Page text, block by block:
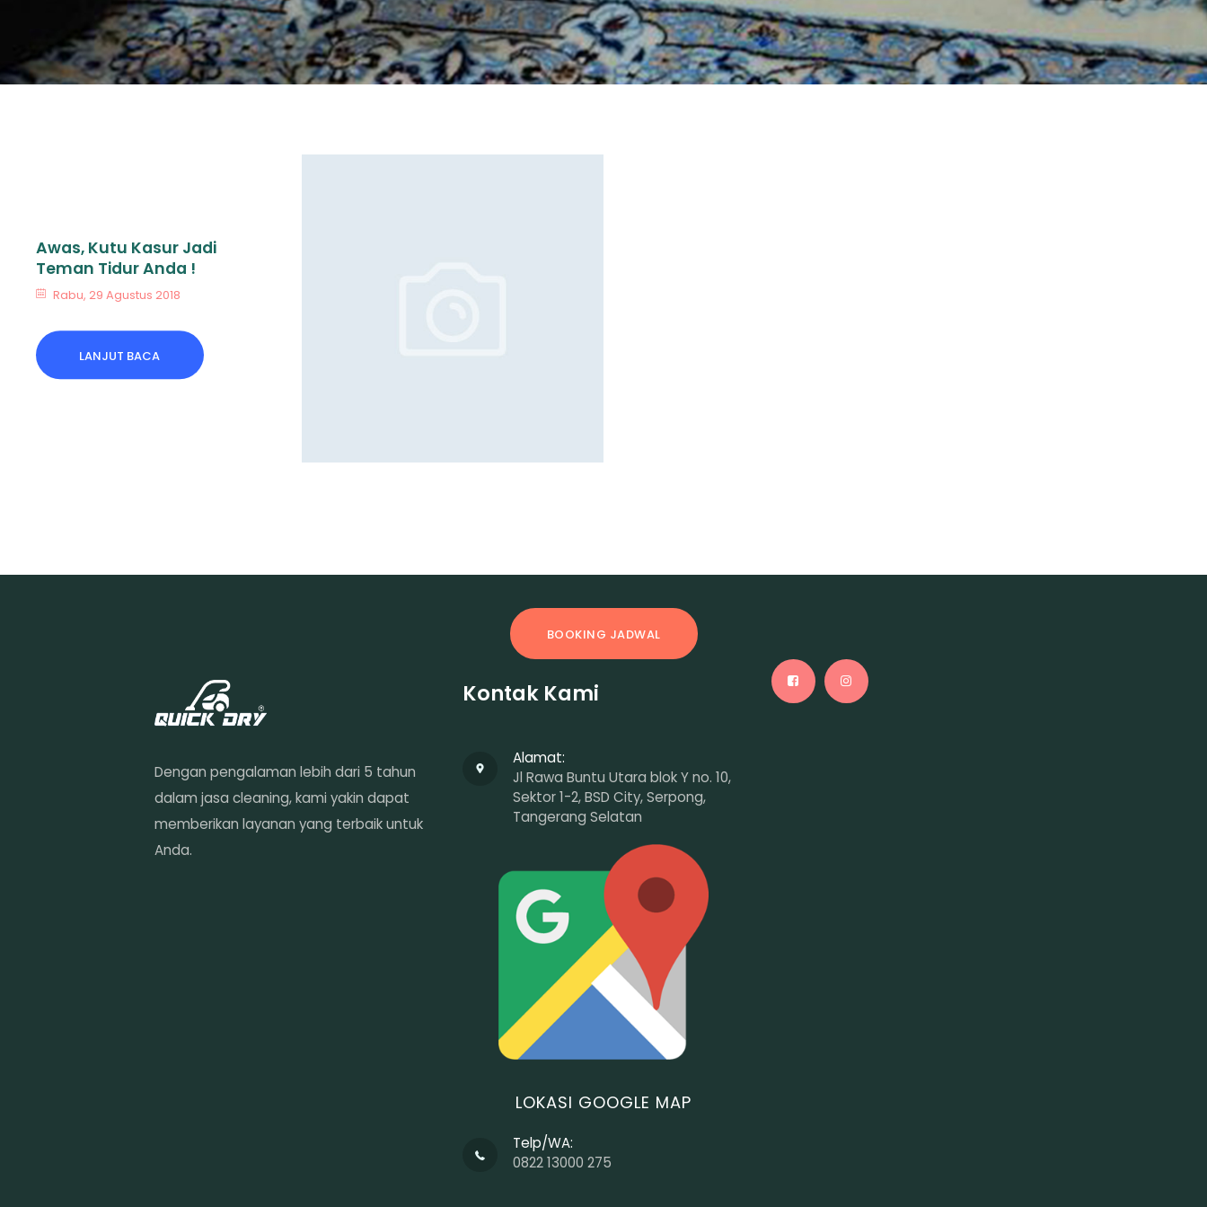
Awas, Kutu Kasur Jadi
Teman Tidur Anda !
Rabu, 29 Agustus 2018
LANJUT BACA
BOOKING JADWAL
Dengan pengalaman lebih dari 5 tahun
dalam jasa cleaning, kami yakin dapat
memberikan layanan yang terbaik untuk
Anda.
Kontak Kami
Alamat:
Jl Rawa Buntu Utara blok Y no. 10,
Sektor 1-2, BSD City, Serpong,
Tangerang Selatan
LOKASI GOOGLE MAP
Telp/WA:
0822 13000 275